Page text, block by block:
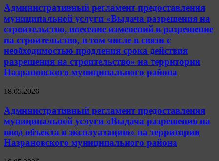
Административный регламент предоставления
муниципальной услуги «Выдача разрешения на
строительство, внесение изменений в разрешение
на строительство, в том числе в связи с
необходимостью продления срока действия
разрешения на строительство» на территории
Назрановского муниципального района
18.05.2026
Административный регламент предоставления
муниципальной услуги «Выдача разрешения на
ввод объекта в эксплуатацию» на территории
Назрановского муниципального района